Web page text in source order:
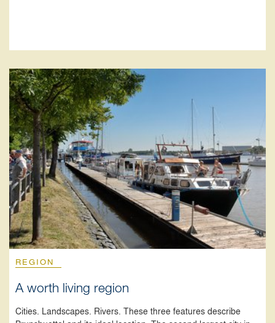
REGION
A worth living region
Cities. Landscapes. Rivers. These three features describe